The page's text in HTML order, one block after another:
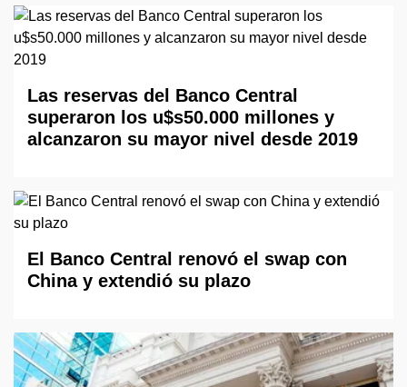
Las reservas del Banco Central
superaron los u$s50.000 millones y
alcanzaron su mayor nivel desde 2019
El Banco Central renovó el swap con
China y extendió su plazo